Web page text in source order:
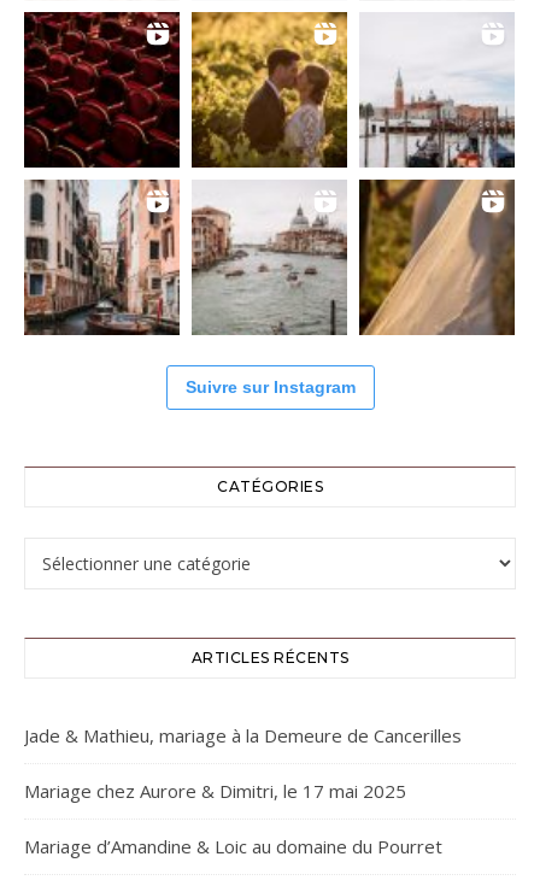
Suivre sur Instagram
CATÉGORIES
Catégories
ARTICLES RÉCENTS
Jade & Mathieu, mariage à la Demeure de Cancerilles
Mariage chez Aurore & Dimitri, le 17 mai 2025
Mariage d’Amandine & Loic au domaine du Pourret